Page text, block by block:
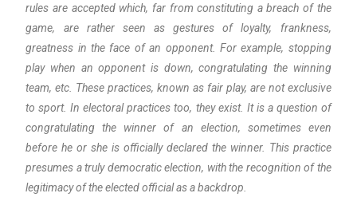
rules are accepted which, far from constituting a breach of the
game, are rather seen as gestures of loyalty, frankness,
greatness in the face of an opponent. For example, stopping
play when an opponent is down, congratulating the winning
team, etc. These practices, known as fair play, are not exclusive
to sport. In electoral practices too, they exist. It is a question of
congratulating the winner of an election, sometimes even
before he or she is officially declared the winner. This practice
presumes a truly democratic election, with the recognition of the
legitimacy of the elected official as a backdrop.